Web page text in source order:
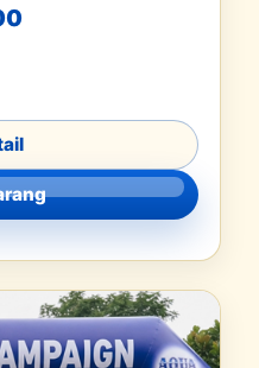
adalah:
Harga saat ini